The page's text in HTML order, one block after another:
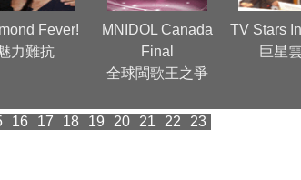
Fever!
力難抗
MNIDOL Canada
Final
全球閩歌王之爭
TV Stars
巨星
16 17 18 19 20 21 22 23